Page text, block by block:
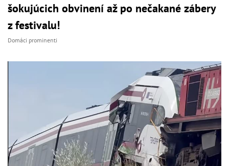
šokujúcich obvinení až po nečakané zábery
z festivalu!
Domáci prominenti